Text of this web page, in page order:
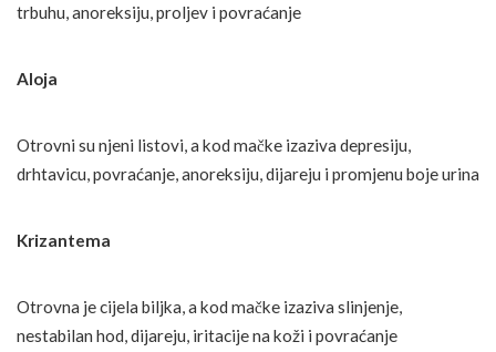
trbuhu, anoreksiju, proljev i povraćanje
Aloja
Otrovni su njeni listovi, a kod mačke izaziva depresiju,
drhtavicu, povraćanje, anoreksiju, dijareju i promjenu boje urina
Krizantema
Otrovna je cijela biljka, a kod mačke izaziva slinjenje,
nestabilan hod, dijareju, iritacije na koži i povraćanje